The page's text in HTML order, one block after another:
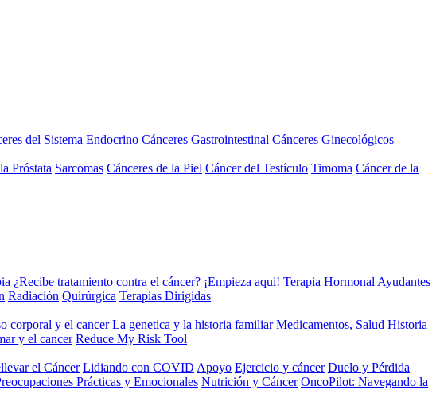
del Sistema Endocrino Cánceres Gastrointestinal Cánceres Ginecológicos
Próstata Sarcomas Cánceres de la Piel Cáncer del Testículo Timoma Cáncer de la
¿Recibe tratamiento contra el cáncer? ¡Empieza aqui! Terapia Hormonal Ayudantes
Radiación Quirúrgica Terapias Dirigidas
corporal y el cancer La genetica y la historia familiar Medicamentos, Salud Historia
y el cancer Reduce My Risk Tool
el Cáncer Lidiando con COVID Apoyo Ejercicio y cáncer Duelo y Pérdida
Prácticas y Emocionales Nutrición y Cáncer OncoPilot: Navegando la